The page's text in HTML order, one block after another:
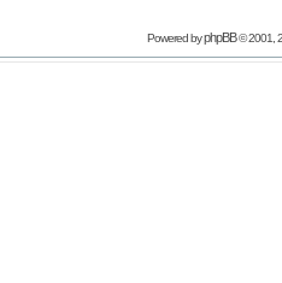
Powered byphpBB© 2001,